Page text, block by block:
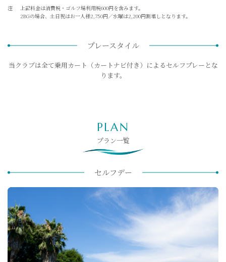
注
上記料金は消費税・ゴルフ場利用税600円を含みます。
2BGの場合、土日祝はお一人様2,750円／水曜は2,200円割増しとなります。
プレースタイル
当クラブは全て乗用カート（カートナビ付き）によるセルフプレーとな
ります。
PLAN
プラン一覧
セルフデー